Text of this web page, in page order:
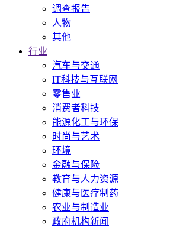
调查报告
人物
其他
行业
汽车与交通
IT科技与互联网
零售业
消费者科技
能源化工与环保
时尚与艺术
环境
金融与保险
教育与人力资源
健康与医疗制药
农业与制造业
政府机构新闻